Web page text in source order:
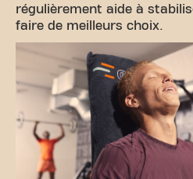
régulièrement aide à
faire de meilleurs choix.